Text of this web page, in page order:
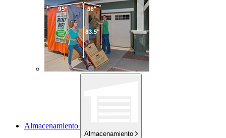
Almacenamiento
Almacenamiento